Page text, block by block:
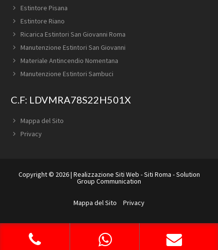
Estintore Pisana
Estintore Riano
Ricarica Estintori San Giovanni Roma
Manutenzione Estintori San Giovanni
Materiale Antincendio Nomentana
Manutenzione Estintori Sambuci
C.F: LDVMRA78S22H501X
Mappa del Sito
Privacy
Copyright © 2026 | Realizzazione Siti Web -Siti Roma -Solution
Group Communication
Mappa del Sito Privacy